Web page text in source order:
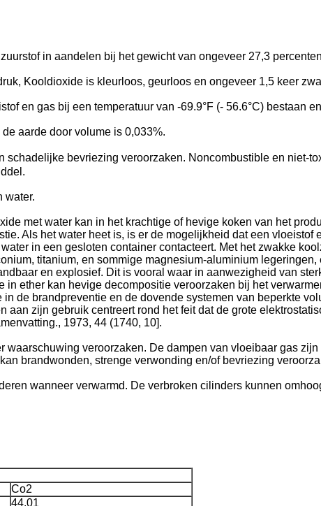
in aandelen bij het gewicht van ongeveer 27,3
Kooldioxide is kleurloos, geurloos en ongeveer 1,5 keer
en gas bij een temperatuur van -69.9°F (- 56.6°C) bestaan
aarde door volume is 0,033%.
bevriezing veroorzaken. Noncombustible en niet-
water.
met water kan in het krachtige of hevige koken van het
Als het water heet is, is er de mogelijkheid dat een vloeistof
in een gesloten container contacteert. Met het zwakke
titanium, en sommige magnesium-aluminium
en explosief. Dit is vooral waar in aanwezigheid van
ether kan hevige decompositie veroorzaken bij het
de brandpreventie en de dovende systemen van beperkte
aan zijn gebruik centreert rond het feit dat de grote
1973, 44 (1740, 10].
waarschuwing veroorzaken. De dampen van vloeibaar gas
brandwonden, strenge verwonding en/of bevriezing
wanneer verwarmd. De verbroken cilinders kunnen
Co2
44.01